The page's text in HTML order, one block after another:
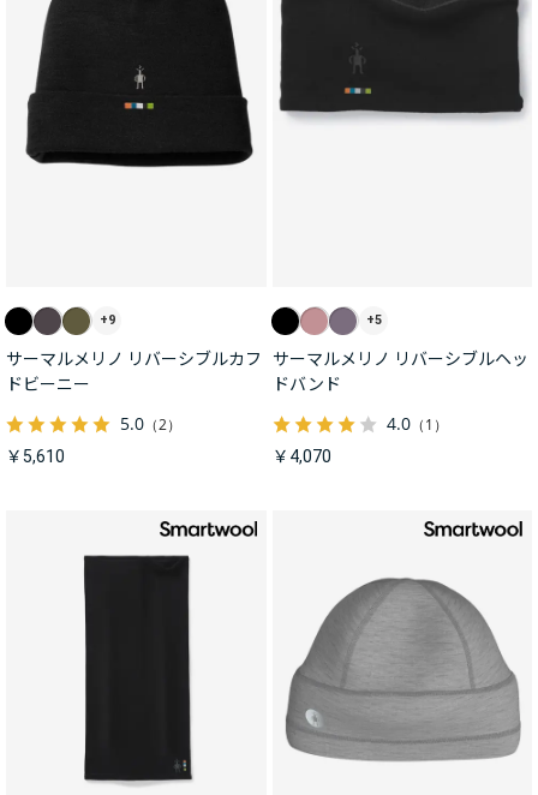
+9
サーマルメリノ リバーシブルカフ
ドビーニー
5.0 （2）
￥5,610
+5
サーマルメリノ リバーシブルヘッ
ドバンド
4.0（1）
￥4,070